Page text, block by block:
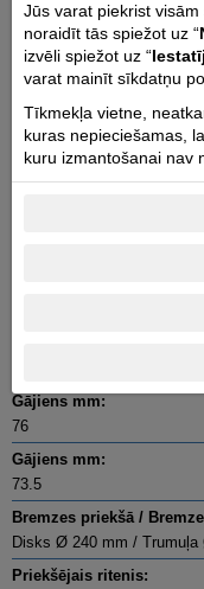
2.2 @ 7500
Dzinēja griezes
3 @ 6500
Cilindru skaits / Cilindra
1 / 39 x 41.4
Dzinēja taktis:
Elektroniskā degvielas
Gājiens mm:
76
Gājiens mm:
73.5
Bremzes priekšā /
Disks Ø 240 mm / Trumuļa
Priekšējais ritenis:
Jūs varat piekrist
noraidīt tās spiežot uz “
izvēli spiežot uz “
varat mainīt sīkdatņu
Tīkmekļa vietne,
kuras nepieciešamas,
kuru izmantošanai nav